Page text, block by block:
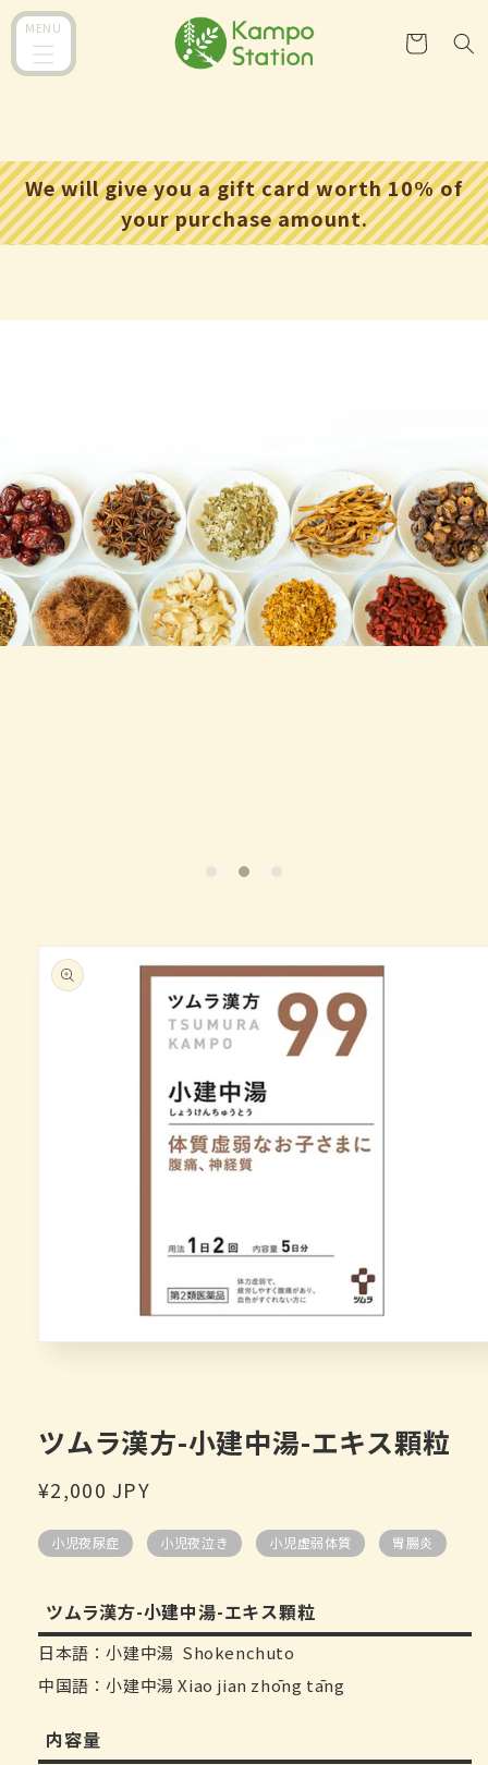
ンツに
進む
MENU
ー
We will give you a gift card worth 10% of
your purchase amount.
商品情
報にス
キップ
で
メ
ィ
(1)
を
ツムラ漢方-小建中湯-エキス顆粒
通
価
¥2,000 JPY
小児夜尿症 小児夜泣き 小児虚弱体質 胃腸炎
ツムラ漢方-小建中湯-エキス顆粒
日本語：小建中湯 Shokenchuto
中国語：小建中湯 Xiao jian zhōng tāng
内容量